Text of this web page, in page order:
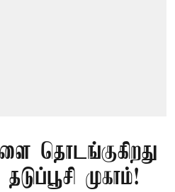
தொடங்குகிறது
முகாம்!